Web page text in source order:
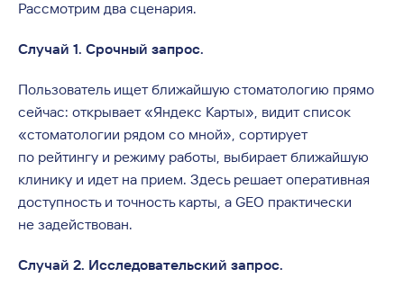
Рассмотрим два сценария.
Случай 1. Срочный запрос.
Пользователь ищет ближайшую стоматологию прямо
сейчас: открывает «Яндекс Карты», видит список
«стоматологии рядом со мной», сортирует
по рейтингу и режиму работы, выбирает ближайшую
клинику и идет на прием. Здесь решает оперативная
доступность и точность карты, а GEO практически
не задействован.
Случай 2. Исследовательский запрос.